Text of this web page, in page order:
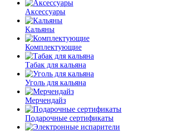
Аксессуары
Кальяны
Комплектующие
Табак для кальяна
Уголь для кальяна
Мерчендайз
Подарочные сертификаты